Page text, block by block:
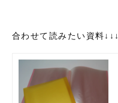
合わせて読みたい資料↓↓↓